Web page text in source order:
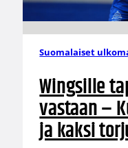
Suomalaiset
Wingsille
vastaan –
ja kaksi